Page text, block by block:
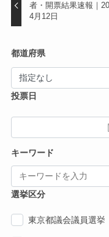
者・開票結果速報｜
4月12日
都道府県
投票日
キーワード
選挙区分
東京都議会議員選挙